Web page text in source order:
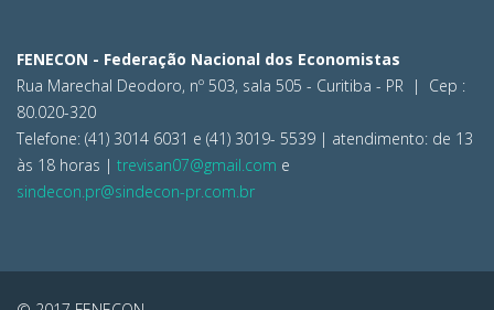
FENECON - Federação Nacional dos Economistas
Rua Marechal Deodoro, nº 503, sala 505 - Curitiba - PR | Cep :
80.020-320
Telefone: (41) 3014 6031 e (41) 3019- 5539 | atendimento: de 13
às 18 horas | trevisan07@gmail.com e
sindecon.pr@sindecon-pr.com.br